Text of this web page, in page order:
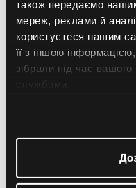
також передаємо
мереж, реклами й
користуєтеся нашим
її з іншою
зібрали під час вашого
зручною для
Висновок
Якісно створена
ефективний
допомагає залучати
Чітке визначення
Привабливий